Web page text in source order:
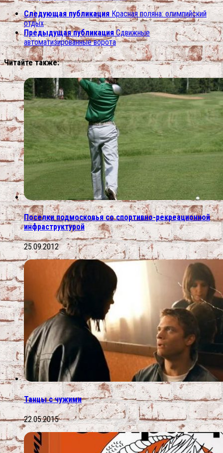
Следующая публикация Красная поляна: олимпийский
отдых
Предыдущая публикация Сдвижные
автоматизированные ворота
Читайте также:
Поселки подмосковья со спортивно-рекреационной
инфраструктурой
25.09.2012
Танцы с чужими
22.05.2015